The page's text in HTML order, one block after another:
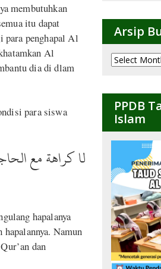
membutuhkan
itu dapat
para penghapal Al
Al
dia di dlam
para siswa
لا كراهة مع
hapalanya
Namun
dan
Arsip
Arsip
Bulanan
PPDB
Islam